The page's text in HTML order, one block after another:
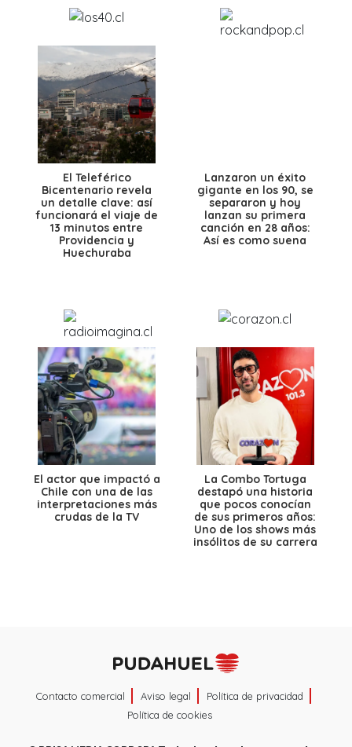
El Teleférico
Bicentenario revela
un detalle clave: así
funcionará el viaje de
13 minutos entre
Providencia y
Huechuraba
Lanzaron un éxito
gigante en los 90, se
separaron y hoy
lanzan su primera
canción en 28 años:
Así es como suena
El actor que impactó a
Chile con una de las
interpretaciones más
crudas de la TV
La Combo Tortuga
destapó una historia
que pocos conocían
de sus primeros años:
Uno de los shows más
insólitos de su carrera
Contacto comercial Aviso legal
Política de privacidad
Política de cookies